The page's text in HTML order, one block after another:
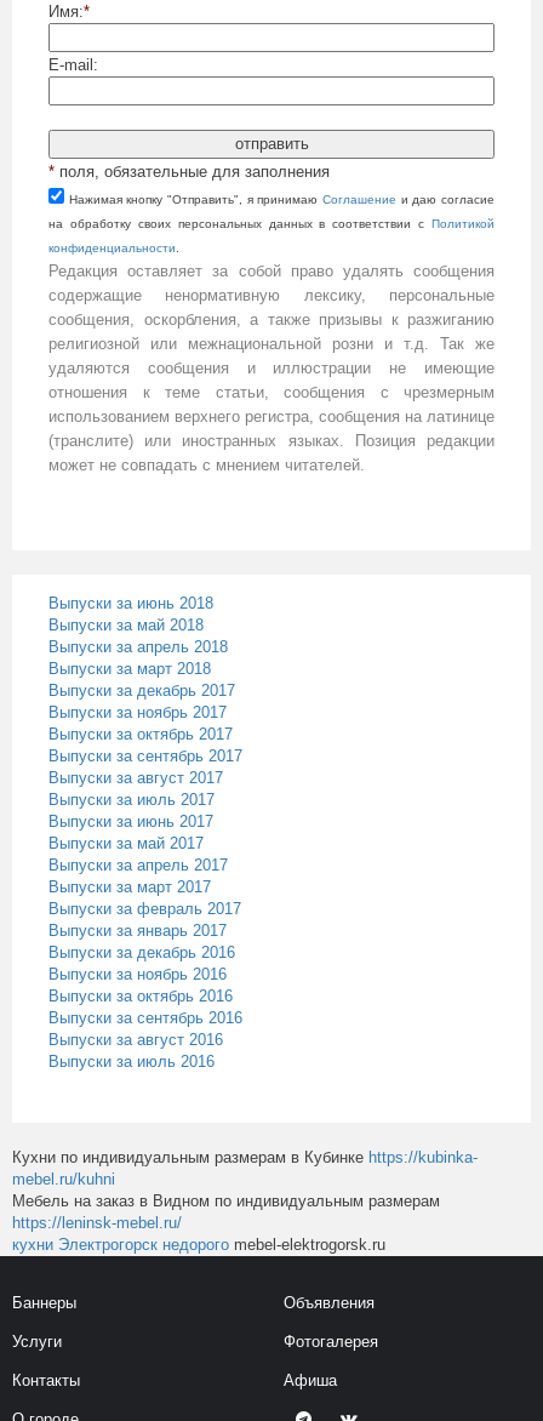
Имя:*
E-mail:
* поля, обязательные для заполнения
Нажимая кнопку "Отправить", я принимаю Cоглашение и даю согласие
на обработку своих персональных данных в соответствии с Политикой
конфиденциальности.
Редакция оставляет за собой право удалять сообщения
содержащие ненормативную лексику, персональные
сообщения, оскорбления, а также призывы к разжиганию
религиозной или межнациональной розни и т.д. Так же
удаляются сообщения и иллюстрации не имеющие
отношения к теме статьи, сообщения с чрезмерным
использованием верхнего регистра, сообщения на латинице
(транслите) или иностранных языках. Позиция редакции
может не совпадать с мнением читателей.
Выпуски за июнь 2018
Выпуски за май 2018
Выпуски за апрель 2018
Выпуски за март 2018
Выпуски за декабрь 2017
Выпуски за ноябрь 2017
Выпуски за октябрь 2017
Выпуски за сентябрь 2017
Выпуски за август 2017
Выпуски за июль 2017
Выпуски за июнь 2017
Выпуски за май 2017
Выпуски за апрель 2017
Выпуски за март 2017
Выпуски за февраль 2017
Выпуски за январь 2017
Выпуски за декабрь 2016
Выпуски за ноябрь 2016
Выпуски за октябрь 2016
Выпуски за сентябрь 2016
Выпуски за август 2016
Выпуски за июль 2016
Кухни по индивидуальным размерам в Кубинке https://kubinka-
mebel.ru/kuhni
Мебель на заказ в Видном по индивидуальным размерам
https://leninsk-mebel.ru/
кухни Электрогорск недорого mebel-elektrogorsk.ru
Баннеры
Услуги
Контакты
Объявления
Фотогалерея
Афиша